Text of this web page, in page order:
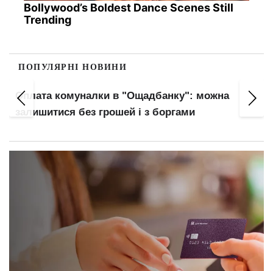
Bollywood’s Boldest Dance Scenes Still
Trending
ПОПУЛЯРНІ НОВИНИ
Оплата комуналки в "Ощадбанку": можна
залишитися без грошей і з боргами